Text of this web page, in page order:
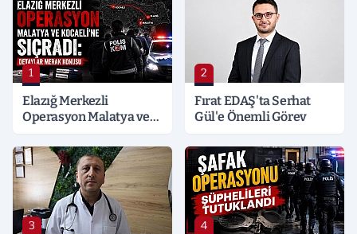
1
Elazığ Merkezli
Operasyon Malatya ve
Detaylar Merak Konusu
2
Fırat EDAŞ'ta Serhat
Gül'e Önemli Görev
3 4